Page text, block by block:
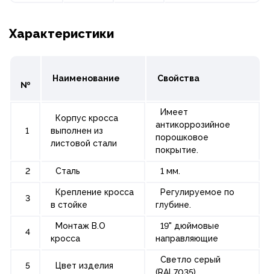
Характеристики
№
Наименование Свойства
1
Корпус кросса
выполнен из
листовой стали
Имеет
антикоррозийное
порошковое
покрытие.
2 Сталь 1 мм.
3
Крепление кросса
в стойке
Регулируемое по
глубине.
4
Монтаж В.О
кросса
19" дюймовые
направляющие
5 Цвет изделия
Светло серый
(RAL7035)